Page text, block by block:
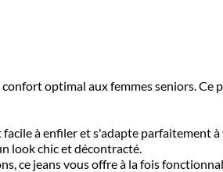
optimal aux femmes seniors. Ce
à enfiler et s'adapte parfaitement à
chic et décontracté.
jeans vous offre à la fois